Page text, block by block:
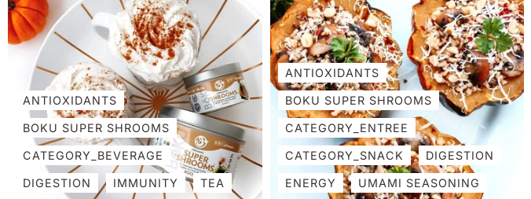
煮得有嚼劲。 对于花生酱，将所有原料搅
拌在一起，一次加入 1 汤匙水，直至达到
所需的稠度。 尽可能多地挤出豆腐中的水
分，然后切成方块。 用中火加热煎锅，加
入少许芝麻油。加入豆腐，煮至两面金黄
酥脆（约8分钟）。撒上Boku Hot
Mami。搁置。 在煎锅中再加热一点芝麻
油，加入葱。...
杯子中，并在上面加入泡沫。如果需要的
话，撒上少许姜黄和 Boku Super
Shrooms。享受！
ANTIOXIDANTS
BOKU SUPER SHROOMS
CATEGORY_BEVERAGE
DIGESTION IMMUNITY TEA
ANTIOXIDANTS
BOKU SUPER SHROOMS
CATEGORY_ENTREE
CATEGORY_SNACK DIGESTION
ENERGY UMAMI SEASONING